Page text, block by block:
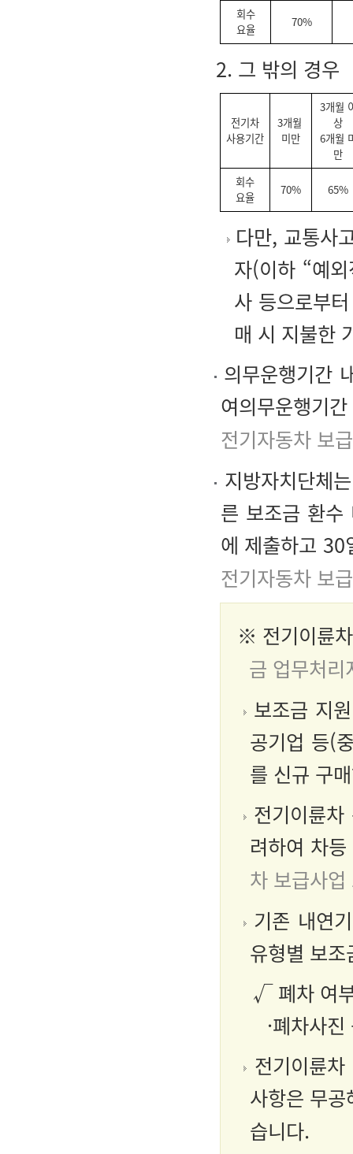
회수
요율
70%
2. 그 밖의 경우
전기차
사용기간
3개월
미만
3개월
상
6개월
만
회수
요율
70% 65%
다만, 교통사
자(이하 “예
사 등으로부
매 시 지불한
의무운행기간
여의무운행기
전기자동차 보
지방자치단체
른 보조금 환
에 제출하고 30
전기자동차 보
※ 전기이륜
금 업무처리
보조금 지
공기업 등(
를 신규 구
전기이륜
려하여 차
차 보급사
기존 내연
유형별 보
√ 폐차 여
·폐차사
전기이륜
사항은 무
습니다.